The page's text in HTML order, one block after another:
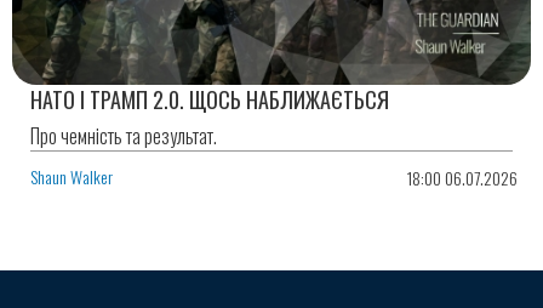
НАТО І ТРАМП 2.0. ЩОСЬ НАБЛИЖАЄТЬСЯ
Про чемність та результат.
Shaun Walker 18:00 06.07.2026